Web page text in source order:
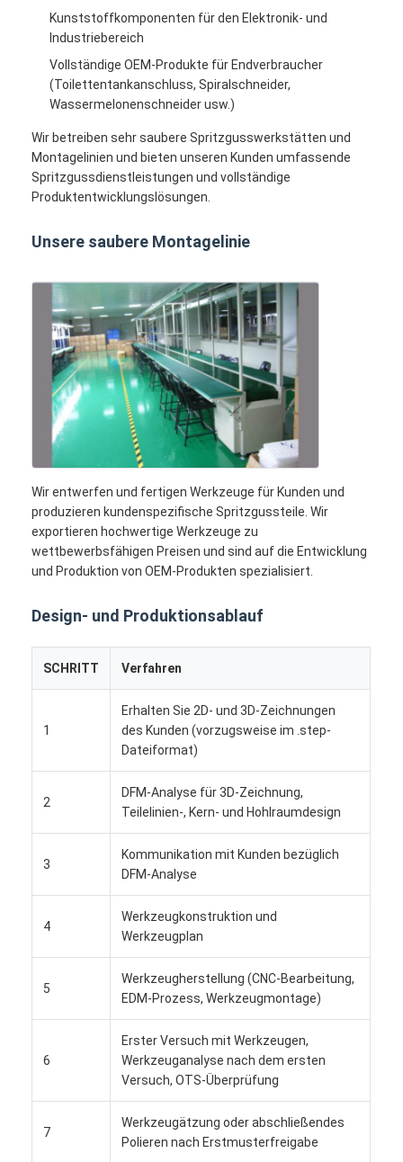
Über uns
Fabrik-Ausflug
Treten Sie mit uns in Verbindung
Fälle
Wir Reden Jetzt.
Plastikspritzen-Service
Kunststoffkomponenten für den Elektronik- und
Industriebereich
Vollständige OEM-Produkte für Endverbraucher
(Toilettentankanschluss, Spiralschneider,
Wassermelonenschneider usw.)
Wir betreiben sehr saubere Spritzgusswerkstätten und
Montagelinien und bieten unseren Kunden umfassende
Spritzgussdienstleistungen und vollständige
Produktentwicklungslösungen.
Unsere saubere Montagelinie
Wir entwerfen und fertigen Werkzeuge für Kunden und
produzieren kundenspezifische Spritzgussteile. Wir
exportieren hochwertige Werkzeuge zu
wettbewerbsfähigen Preisen und sind auf die Entwicklung
und Produktion von OEM-Produkten spezialisiert.
Design- und Produktionsablauf
SCHRITT Verfahren
1
Erhalten Sie 2D- und 3D-Zeichnungen
des Kunden (vorzugsweise im .step-
Dateiformat)
2
DFM-Analyse für 3D-Zeichnung,
Teilelinien-, Kern- und Hohlraumdesign
3
Kommunikation mit Kunden bezüglich
DFM-Analyse
4
Werkzeugkonstruktion und
Werkzeugplan
5
Werkzeugherstellung (CNC-Bearbeitung,
EDM-Prozess, Werkzeugmontage)
6
Erster Versuch mit Werkzeugen,
Werkzeuganalyse nach dem ersten
Versuch, OTS-Überprüfung
7
Werkzeugätzung oder abschließendes
Polieren nach Erstmusterfreigabe